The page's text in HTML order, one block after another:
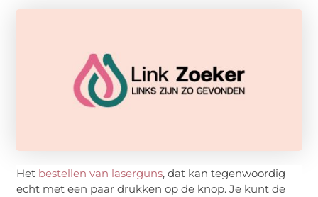
Het bestellen van laserguns, dat kan tegenwoordig
echt met een paar drukken op de knop. Je kunt de